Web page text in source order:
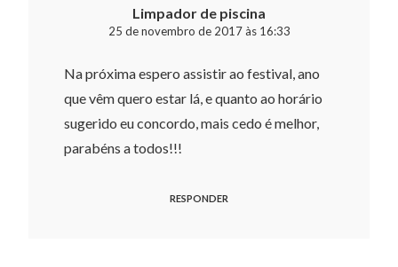
Limpador de piscina
25 de novembro de 2017 às 16:33
Na próxima espero assistir ao festival, ano
que vêm quero estar lá, e quanto ao horário
sugerido eu concordo, mais cedo é melhor,
parabéns a todos!!!
RESPONDER